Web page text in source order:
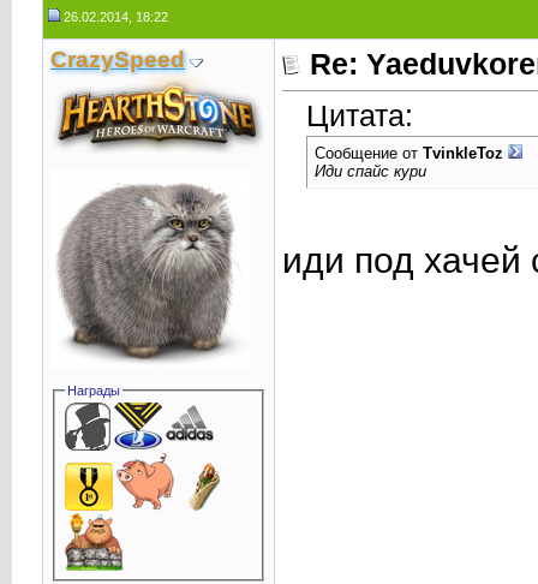
26.02.2014, 18:22
CrаzySpeed
Награды
Re:
Цитата:
Сообщение от TvinkleToz
Иди спайс кури
иди под хачей